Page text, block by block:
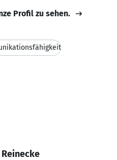
Profil zu sehen.